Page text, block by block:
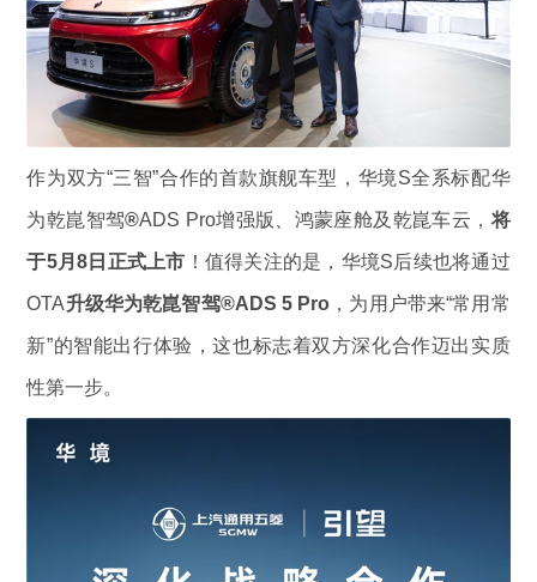
作为双方“三智”合作的首款旗舰车型，华境S全系标配华
为乾崑智驾®ADS Pro增强版、鸿蒙座舱及乾崑车云，将
于5月8日正式上市 ！值得关注的是，华境S后续也将通过
OTA升级华为乾崑智驾®ADS 5 Pro ，为用户带来“常用常
新”的智能出行体验，这也标志着双方深化合作迈出实质
性第一步。